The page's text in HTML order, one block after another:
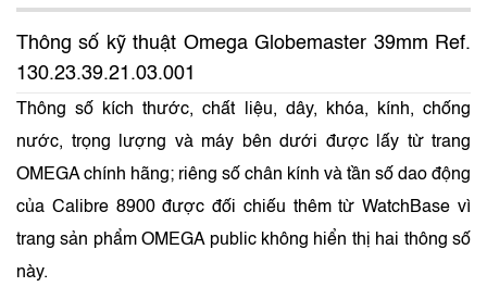
Thông số kỹ thuật Omega Globemaster 39mm Ref.
130.23.39.21.03.001
Thông số kích thước, chất liệu, dây, khóa, kính, chống
nước, trọng lượng và máy bên dưới được lấy từ trang
OMEGA chính hãng; riêng số chân kính và tần số dao động
của Calibre 8900 được đối chiếu thêm từ WatchBase vì
trang sản phẩm OMEGA public không hiển thị hai thông số
này.